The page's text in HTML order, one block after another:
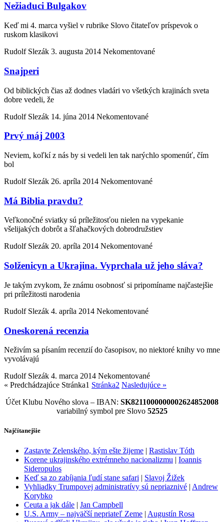
Nežiaduci Bulgakov
Keď mi 4. marca vyšiel v rubrike Slovo čitateľov príspevok o
ruskom klasikovi
Rudolf Slezák 3. augusta 2014 Nekomentované
Snajperi
Od biblických čias až dodnes vladári vo všetkých krajinách sveta
dobre vedeli, že
Rudolf Slezák 14. júna 2014 Nekomentované
Prvý máj 2003
Neviem, koľkí z nás by si vedeli len tak narýchlo spomenúť, čím
bol
Rudolf Slezák 26. apríla 2014 Nekomentované
Má Biblia pravdu?
Veľkonočné sviatky sú príležitosťou nielen na vypekanie
všelijakých dobrôt a šľahačkových dobrodružstiev
Rudolf Slezák 20. apríla 2014 Nekomentované
Solženicyn a Ukrajina. Vyprchala už jeho sláva?
Je takým zvykom, že známu osobnosť si pripomíname najčastejšie
pri príležitosti narodenia
Rudolf Slezák 4. apríla 2014 Nekomentované
Oneskorená recenzia
Neživím sa písaním recenzií do časopisov, no niektoré knihy vo mne
vyvolávajú
Rudolf Slezák 4. marca 2014 Nekomentované
« Predchádzajúce Stránka1 Stránka2 Nasledujúce »
Účet Klubu Nového slova – IBAN: SK8211000000002624852008
variabilný symbol pre Slovo 52525
Najčítanejšie
Zastavte Zelenského, kým ešte žijeme | Rastislav Tóth
Korene ukrajinského extrémneho nacionalizmu | Ioannis
Sideropulos
Keď sa zo zabíjania ľudí stane safari | Slavoj Žižek
Vyhliadky Trumpovej administratívy sú nepriaznivé | Andrew
Korybko
Ceuta a jak dále | Jan Campbell
U.S. Army – najväčší nepriateľ Zeme | Augustín Rosa